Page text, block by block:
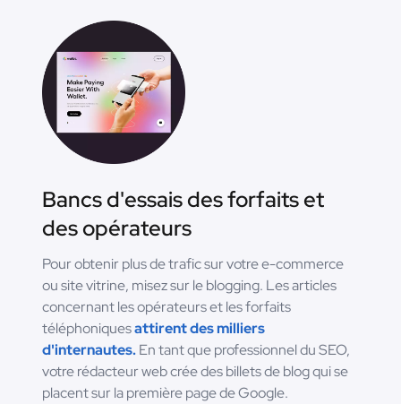
Bancs d'essais des forfaits et
des opérateurs
Pour obtenir plus de trafic sur votre e-commerce
ou site vitrine, misez sur le blogging. Les articles
concernant les opérateurs et les forfaits
téléphoniquesattirent des milliers
d'internautes.En tant que professionnel du SEO,
votre rédacteur web crée des billets de blog qui se
placent sur la première page de Google.